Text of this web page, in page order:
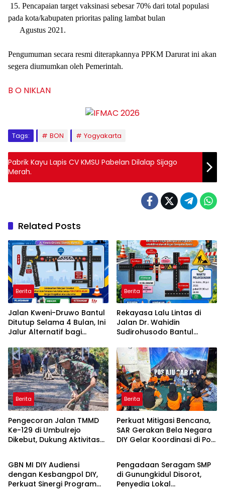
15. Pencapaian target vaksinasi sebesar 70% dari total populasi
pada kota/kabupaten prioritas paling lambat bulan
Agustus 2021.
Pengumuman secara resmi diterapkannya PPKM Darurat ini akan
segera diumumkan oleh Pemerintah.
B O NIKLAN
Tags: BON Yogyakarta
Pabrik Kayu Lapis CV KMSU Pabelan Dilalap Sijago
Merah.
Related Posts
Berita
Jalan Kweni-Druwo Bantul
Ditutup Selama 4 Bulan, Ini
Jalur Alternatif bagi
Berita
Rekayasa Lalu Lintas di
Jalan Dr. Wahidin
Sudirohusodo Bantul
Alternatifnya
Berita
Pengecoran Jalan TMMD
Ke-129 di Umbulrejo
Dikebut, Dukung Aktivitas
Berita
Perkuat Mitigasi Bencana,
SAR Gerakan Bela Negara
DIY Gelar Koordinasi di Pos
Berita
GBN MI DIY Audiensi
dengan Kesbangpol DIY,
Perkuat Sinergi Program
Berita
Pengadaan Seragam SMP
di Gunungkidul Disorot,
Penyedia Lokal